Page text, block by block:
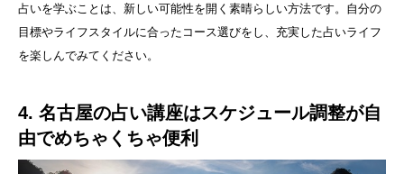
占いを学ぶことは、新しい可能性を開く素晴らしい方法です。自分の
目標やライフスタイルに合ったコース選びをし、充実した占いライフ
を楽しんでみてください。
4. 名古屋の占い講座はスケジュール調整が自
由でめちゃくちゃ便利